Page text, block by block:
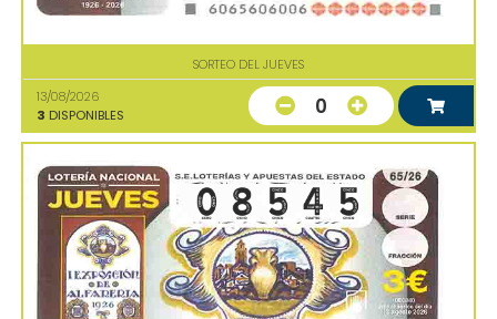
SORTEO DEL JUEVES
13/08/2026
3 DISPONIBLES 0